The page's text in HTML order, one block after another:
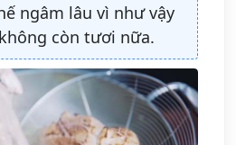
ngâm lâu vì như vậy
còn tươi nữa.